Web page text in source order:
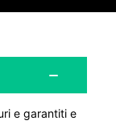
e garantiti e